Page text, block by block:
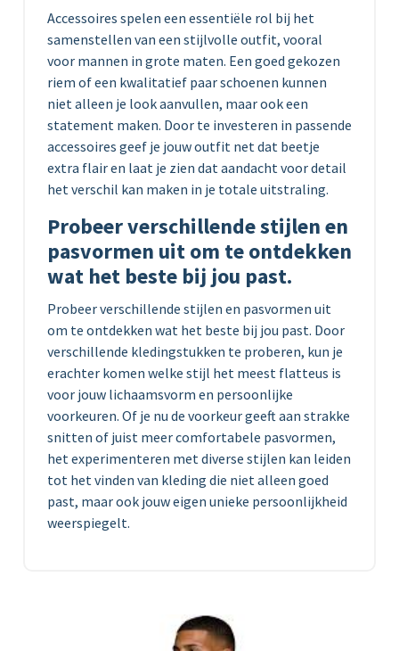
Accessoires spelen een essentiële rol bij het
samenstellen van een stijlvolle outfit, vooral
voor mannen in grote maten. Een goed gekozen
riem of een kwalitatief paar schoenen kunnen
niet alleen je look aanvullen, maar ook een
statement maken. Door te investeren in passende
accessoires geef je jouw outfit net dat beetje
extra flair en laat je zien dat aandacht voor detail
het verschil kan maken in je totale uitstraling.
Probeer verschillende stijlen en
pasvormen uit om te ontdekken
wat het beste bij jou past.
Probeer verschillende stijlen en pasvormen uit
om te ontdekken wat het beste bij jou past. Door
verschillende kledingstukken te proberen, kun je
erachter komen welke stijl het meest flatteus is
voor jouw lichaamsvorm en persoonlijke
voorkeuren. Of je nu de voorkeur geeft aan strakke
snitten of juist meer comfortabele pasvormen,
het experimenteren met diverse stijlen kan leiden
tot het vinden van kleding die niet alleen goed
past, maar ook jouw eigen unieke persoonlijkheid
weerspiegelt.